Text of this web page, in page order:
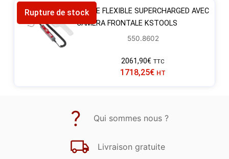
Rupture de stockSONDE FLEXIBLE SUPERCHARGED AVEC
CAMERA FRONTALE KSTOOLS
550.8602
2061,90€ TTC
1718,25€ HT
Qui sommes nous ?
Livraison gratuite